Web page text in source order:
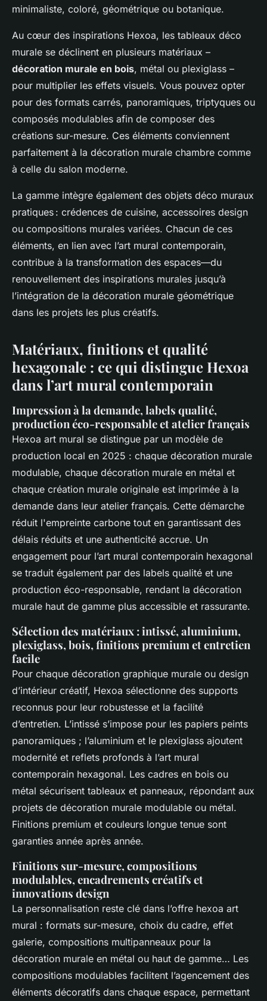
minimaliste, coloré, géométrique ou botanique.
Au cœur des inspirations Hexoa, les tableaux déco
murale se déclinent en plusieurs matériaux –
décoration murale en bois, métal ou plexiglass –
pour multiplier les effets visuels. Vous pouvez opter
pour des formats carrés, panoramiques, triptyques ou
composés modulables afin de composer des
créations sur-mesure. Ces éléments conviennent
parfaitement à la décoration murale chambre comme
à celle du salon moderne.
La gamme intègre également des objets déco muraux
pratiques : crédences de cuisine, accessoires design
ou compositions murales variées. Chacun de ces
éléments, en lien avec l’art mural contemporain,
contribue à la transformation des espaces—du
renouvellement des inspirations murales jusqu’à
l’intégration de la décoration murale géométrique
dans les projets les plus créatifs.
Matériaux, finitions et qualité
hexagonale : ce qui distingue Hexoa
dans l’art mural contemporain
Impression à la demande, labels qualité,
production éco-responsable et atelier français
Hexoa art mural se distingue par un modèle de
production local en 2025 : chaque décoration murale
modulable, chaque décoration murale en métal et
chaque création murale originale est imprimée à la
demande dans leur atelier français. Cette démarche
réduit l'empreinte carbone tout en garantissant des
délais réduits et une authenticité accrue. Un
engagement pour l’art mural contemporain hexagonal
se traduit également par des labels qualité et une
production éco-responsable, rendant la décoration
murale haut de gamme plus accessible et rassurante.
Sélection des matériaux : intissé, aluminium,
plexiglass, bois, finitions premium et entretien
facile
Pour chaque décoration graphique murale ou design
d’intérieur créatif, Hexoa sélectionne des supports
reconnus pour leur robustesse et la facilité
d’entretien. L’intissé s’impose pour les papiers peints
panoramiques ; l’aluminium et le plexiglass ajoutent
modernité et reflets profonds à l’art mural
contemporain hexagonal. Les cadres en bois ou
métal sécurisent tableaux et panneaux, répondant aux
projets de décoration murale modulable ou métal.
Finitions premium et couleurs longue tenue sont
garanties année après année.
Finitions sur-mesure, compositions
modulables, encadrements créatifs et
innovations design
La personnalisation reste clé dans l’offre hexoa art
mural : formats sur-mesure, choix du cadre, effet
galerie, compositions multipanneaux pour la
décoration murale en métal ou haut de gamme… Les
compositions modulables facilitent l’agencement des
éléments décoratifs dans chaque espace, permettant